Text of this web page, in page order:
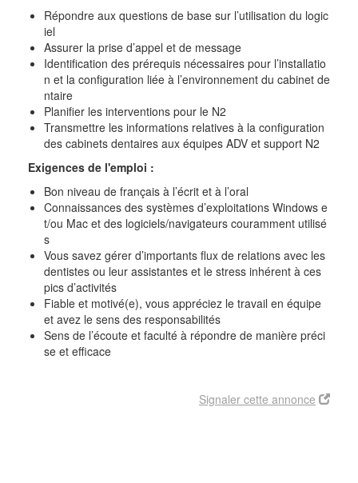
Répondre aux questions de base sur l’utilisation du logic
iel
Assurer la prise d’appel et de message
Identification des prérequis nécessaires pour l’installatio
n et la configuration liée à l’environnement du cabinet de
ntaire
Planifier les interventions pour le N2
Transmettre les informations relatives à la configuration
des cabinets dentaires aux équipes ADV et support N2
Exigences de l'emploi :
Bon niveau de français à l’écrit et à l’oral
Connaissances des systèmes d’exploitations Windows e
t/ou Mac et des logiciels/navigateurs couramment utilisé
s
Vous savez gérer d’importants flux de relations avec les
dentistes ou leur assistantes et le stress inhérent à ces
pics d’activités
Fiable et motivé(e), vous appréciez le travail en équipe
et avez le sens des responsabilités
Sens de l’écoute et faculté à répondre de manière préci
se et efficace
Signaler cette annonce